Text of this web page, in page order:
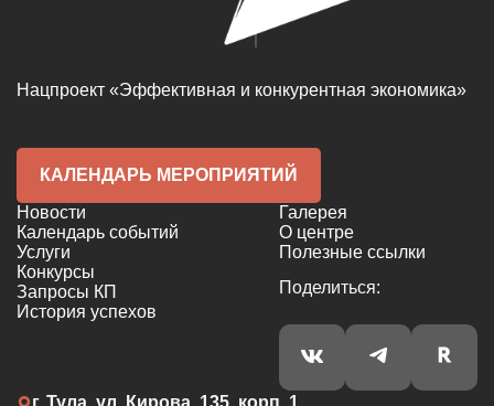
Нацпроект «Эффективная и конкурентная экономика»
КАЛЕНДАРЬ МЕРОПРИЯТИЙ
Новости
Календарь событий
Услуги
Конкурсы
Запросы КП
История успехов
Галерея
О центре
Полезные ссылки
Поделиться: